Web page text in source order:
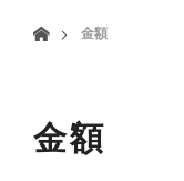
金額
金額